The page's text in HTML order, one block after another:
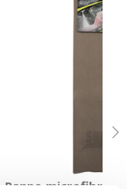
Towel -
Panno microfibra